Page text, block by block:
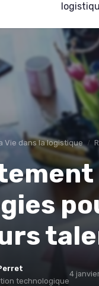
Vie dans la logistique
technologique
4